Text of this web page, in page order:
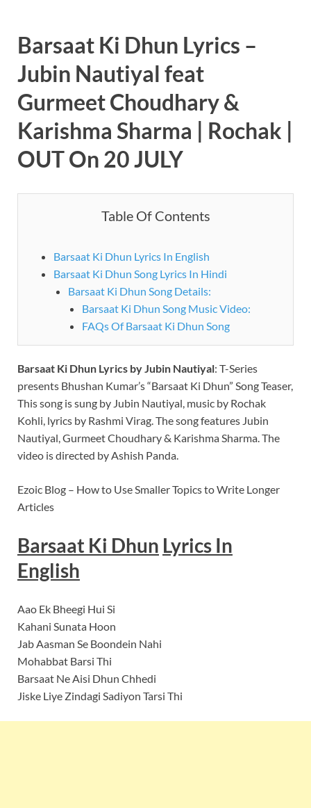
Barsaat Ki Dhun Lyrics –
Jubin Nautiyal feat
Gurmeet Choudhary &
Karishma Sharma | Rochak |
OUT On 20 JULY
Table Of Contents
Barsaat Ki Dhun Lyrics In English
Barsaat Ki Dhun Song Lyrics In Hindi
Barsaat Ki Dhun Song Details:
Barsaat Ki Dhun Song Music Video:
FAQs Of Barsaat Ki Dhun Song
Barsaat Ki Dhun Lyrics by Jubin Nautiyal: T-Series
presents Bhushan Kumar’s “Barsaat Ki Dhun” Song Teaser,
This song is sung by Jubin Nautiyal, music by Rochak
Kohli, lyrics by Rashmi Virag. The song features Jubin
Nautiyal, Gurmeet Choudhary & Karishma Sharma. The
video is directed by Ashish Panda.
Ezoic Blog – How to Use Smaller Topics to Write Longer
Articles
Barsaat Ki Dhun Lyrics In
English
Aao Ek Bheegi Hui Si
Kahani Sunata Hoon
Jab Aasman Se Boondein Nahi
Mohabbat Barsi Thi
Barsaat Ne Aisi Dhun Chhedi
Jiske Liye Zindagi Sadiyon Tarsi Thi